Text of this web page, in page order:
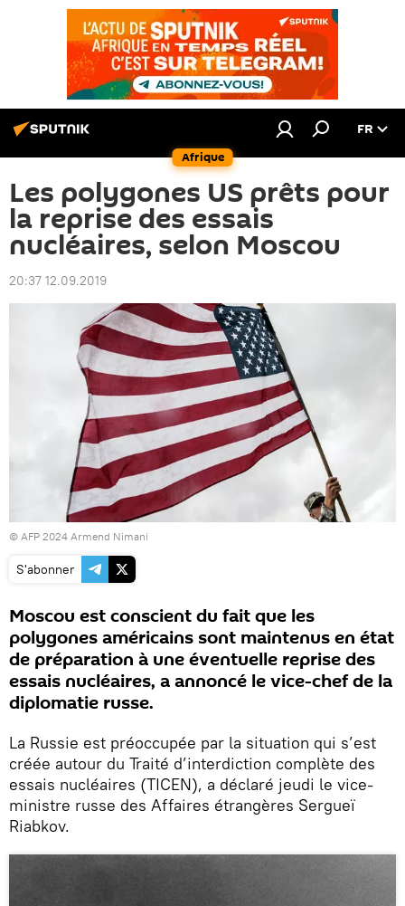
Afrique
FR
Les polygones US prêts pour
la reprise des essais
nucléaires, selon Moscou
20:37 12.09.2019
© AFP 2024 Armend Nimani
S'abonner
Moscou est conscient du fait que les
polygones américains sont maintenus en état
de préparation à une éventuelle reprise des
essais nucléaires, a annoncé le vice-chef de la
diplomatie russe.
La Russie est préoccupée par la situation qui s’est
créée autour du Traité d’interdiction complète des
essais nucléaires (TICEN), a déclaré jeudi le vice-
ministre russe des Affaires étrangères Sergueï
Riabkov.